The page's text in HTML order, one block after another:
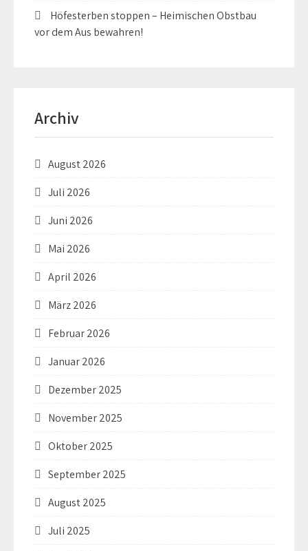
Höfesterben stoppen – Heimischen Obstbau
vor dem Aus bewahren!
Archiv
August 2026
Juli 2026
Juni 2026
Mai 2026
April 2026
März 2026
Februar 2026
Januar 2026
Dezember 2025
November 2025
Oktober 2025
September 2025
August 2025
Juli 2025